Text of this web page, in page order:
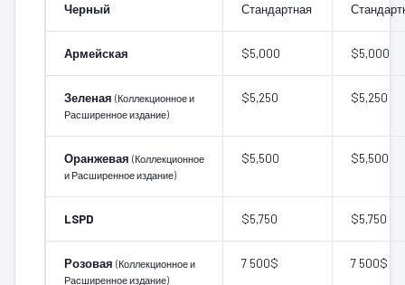
Черный Стандартная
Армейская $5,000 $5,000
Зеленая (Коллекционное и
Расширенное издание)
$5,250 $5,250
Оранжевая (Коллекционное
и Расширенное издание)
$5,500 $5,500
LSPD $5,750 $5,750
Розовая (Коллекционное и
Расширенное издание)
7 500$ 7 500$